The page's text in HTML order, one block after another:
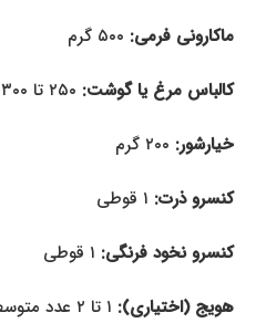
ماکارونی فرمی:۵۰۰ گرم
کالباس مرغ یا گوشت:۲۵۰ تا ۳۰۰ گرم
خیارشور:۲۰۰ گرم
کنسرو ذرت:۱ قوطی
کنسرو نخود فرنگی:۱ قوطی
هویج (اختیاری):۱ تا ۲ عدد متوسط